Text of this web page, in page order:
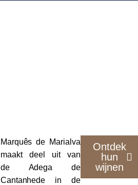
Marquês de Marialva
maakt deel uit van
de Adega de
Cantanhede in de
Ontdek
hun
wijnen